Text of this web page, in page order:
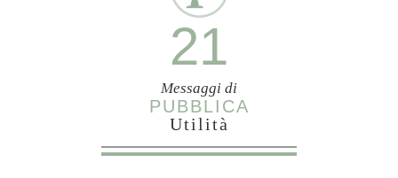
21
Messaggi di
PUBBLICA
Utilità